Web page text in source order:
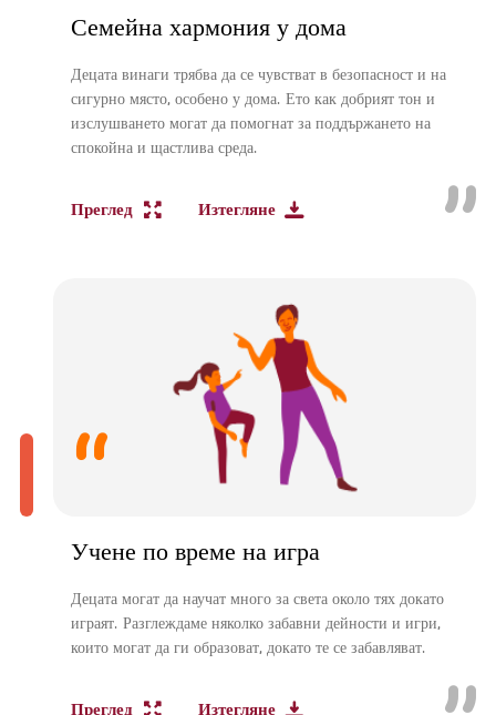
Семейна хармония у дома
Децата винаги трябва да се чувстват в безопасност и на
сигурно място, особено у дома. Ето как добрият тон и
изслушването могат да помогнат за поддържането на
спокойна и щастлива среда.
Преглед Изтегляне
Учене по време на игра
Децата могат да научат много за света около тях докато
играят. Разглеждаме няколко забавни дейности и игри,
които могат да ги образоват, докато те се забавляват.
Преглед Изтегляне